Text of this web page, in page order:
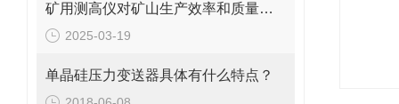
矿用测高仪对矿山生产效率和质量的积极影响
2025-03-19
单晶硅压力变送器具体有什么特点？